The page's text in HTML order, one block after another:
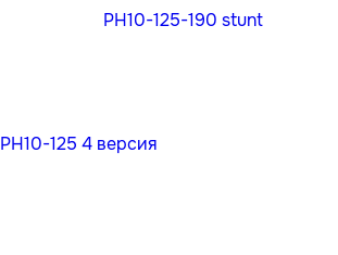
PH10-125-190 stunt
PH10-125 4 версия